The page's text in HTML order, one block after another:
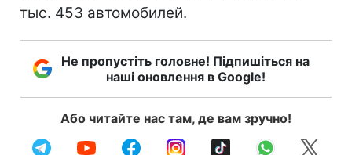
тыс. 453 автомобилей.
Не пропустіть головне! Підпишіться на
наші оновлення в Google!
Або читайте нас там, де вам зручно!